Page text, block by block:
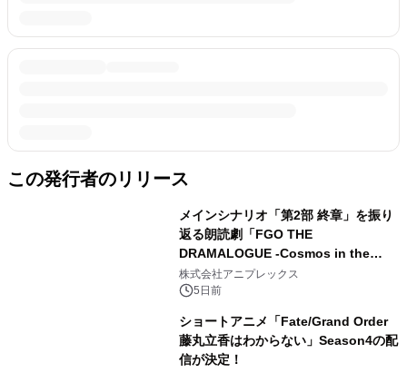
この発行者のリリース
メインシナリオ「第2部 終章」を振り
返る朗読劇「FGO THE
DRAMALOGUE -Cosmos in the
Lostbelt-」の開催が決定！
株式会社アニプレックス
5日前
ショートアニメ「Fate/Grand Order
藤丸立香はわからない」Season4の配
信が決定！